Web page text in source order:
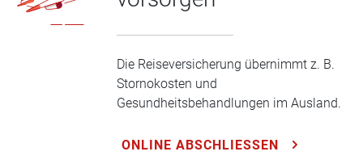
Die Reiseversicherung übernimmt z. B.
Stornokosten und
Gesundheitsbehandlungen im Ausland.
ONLINE ABSCHLIESSEN